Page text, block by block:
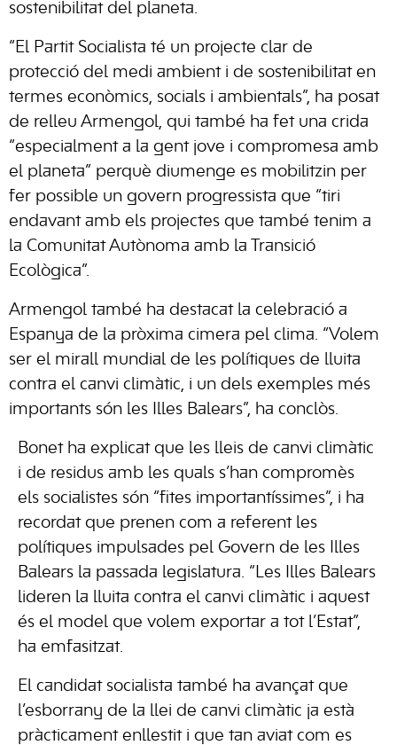
sostenibilitat del planeta.
“El Partit Socialista té un projecte clar de
protecció del medi ambient i de sostenibilitat en
termes econòmics, socials i ambientals”, ha posat
de relleu Armengol, qui també ha fet una crida
“especialment a la gent jove i compromesa amb
el planeta” perquè diumenge es mobilitzin per
fer possible un govern progressista que “tiri
endavant amb els projectes que també tenim a
la Comunitat Autònoma amb la Transició
Ecològica”.
Armengol també ha destacat la celebració a
Espanya de la pròxima cimera pel clima. “Volem
ser el mirall mundial de les polítiques de lluita
contra el canvi climàtic, i un dels exemples més
importants són les Illes Balears”, ha conclòs.
Bonet ha explicat que les lleis de canvi climàtic
i de residus amb les quals s’han compromès
els socialistes són “fites importantíssimes”, i ha
recordat que prenen com a referent les
polítiques impulsades pel Govern de les Illes
Balears la passada legislatura. “Les Illes Balears
lideren la lluita contra el canvi climàtic i aquest
és el model que volem exportar a tot l’Estat”,
ha emfasitzat.
El candidat socialista també ha avançat que
l’esborrany de la llei de canvi climàtic ja està
pràcticament enllestit i que tan aviat com es